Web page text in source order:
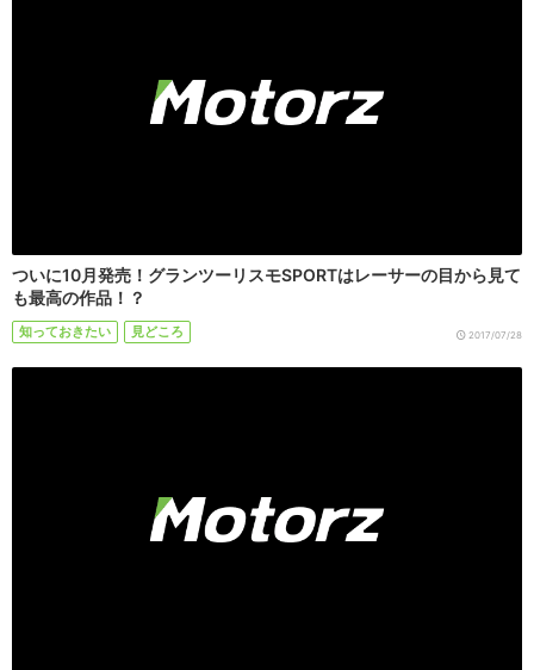
ついに10月発売！グランツーリスモSPORTはレーサーの目から見て
も最高の作品！？
知っておきたい 見どころ 2017/07/28